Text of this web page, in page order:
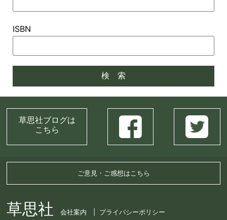
ISBN
草思社ブログは
こちら
ご意見・ご感想はこちら
草思社 会社案内 プライバシーポリシー